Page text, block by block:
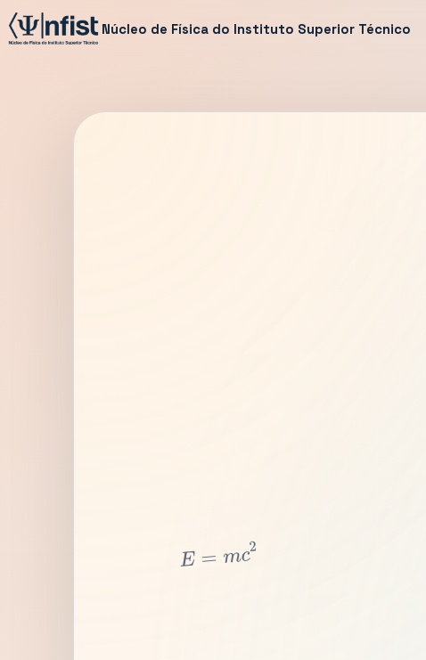
Núcleo de Física do Instituto Superior Técnico
E= 2